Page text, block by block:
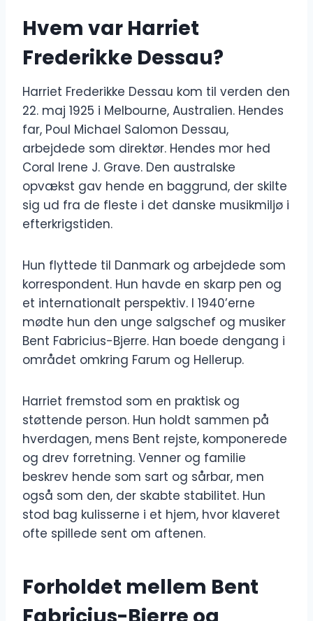
Hvem var Harriet
Frederikke Dessau?
Harriet Frederikke Dessau kom til verden den
22. maj 1925 i Melbourne, Australien. Hendes
far, Poul Michael Salomon Dessau,
arbejdede som direktør. Hendes mor hed
Coral Irene J. Grave. Den australske
opvækst gav hende en baggrund, der skilte
sig ud fra de fleste i det danske musikmiljø i
efterkrigstiden.
Hun flyttede til Danmark og arbejdede som
korrespondent. Hun havde en skarp pen og
et internationalt perspektiv. I 1940’erne
mødte hun den unge salgschef og musiker
Bent Fabricius-Bjerre. Han boede dengang i
området omkring Farum og Hellerup.
Harriet fremstod som en praktisk og
støttende person. Hun holdt sammen på
hverdagen, mens Bent rejste, komponerede
og drev forretning. Venner og familie
beskrev hende som sart og sårbar, men
også som den, der skabte stabilitet. Hun
stod bag kulisserne i et hjem, hvor klaveret
ofte spillede sent om aftenen.
Forholdet mellem Bent